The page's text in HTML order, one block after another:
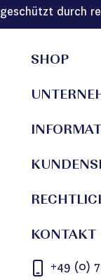
geschützt durch
SHOP
KONTAKT
+49 (0)